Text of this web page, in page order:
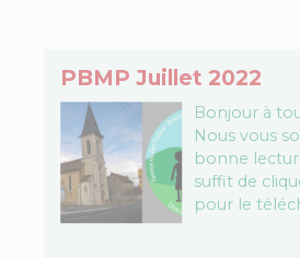
PBMP Juillet 2022
Bonjour à
Nous vous
bonne
suffit de
pour le